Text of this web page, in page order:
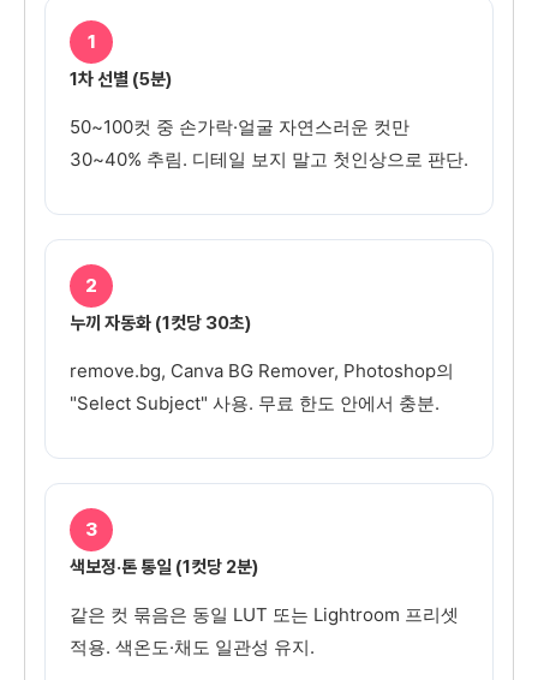
1
1차 선별 (5분)
50~100컷 중 손가락·얼굴 자연스러운 컷만
30~40% 추림. 디테일 보지 말고 첫인상으로 판단.
2
누끼 자동화 (1컷당 30초)
remove.bg, Canva BG Remover, Photoshop의
"Select Subject" 사용. 무료 한도 안에서 충분.
3
색보정·톤 통일 (1컷당 2분)
같은 컷 묶음은 동일 LUT 또는 Lightroom 프리셋
적용. 색온도·채도 일관성 유지.